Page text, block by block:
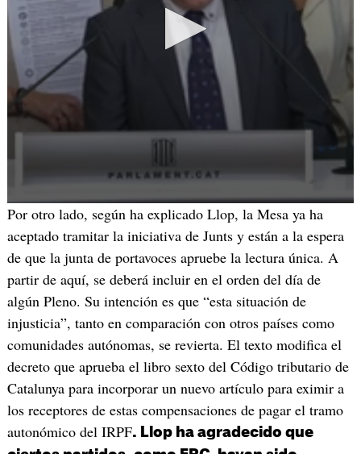
Por otro lado, según ha explicado Llop, la Mesa ya ha
aceptado tramitar la iniciativa de Junts y están a la espera
de que la junta de portavoces apruebe la lectura única. A
partir de aquí, se deberá incluir en el orden del día de
algún Pleno. Su intención es que “esta situación de
injusticia”, tanto en comparación con otros países como
comunidades autónomas, se revierta. El texto modifica el
decreto que aprueba el libro sexto del Código tributario de
Catalunya para incorporar un nuevo artículo para eximir a
los receptores de estas compensaciones de pagar el tramo
autonómico del IRPF. Llop ha agradecido que